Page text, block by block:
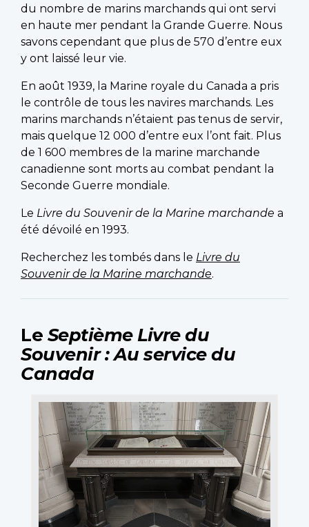
du nombre de marins marchands qui ont servi
en haute mer pendant la Grande Guerre. Nous
savons cependant que plus de 570 d’entre eux
y ont laissé leur vie.
En août 1939, la Marine royale du Canada a pris
le contrôle de tous les navires marchands. Les
marins marchands n’étaient pas tenus de servir,
mais quelque 12 000 d’entre eux l’ont fait. Plus
de 1 600 membres de la marine marchande
canadienne sont morts au combat pendant la
Seconde Guerre mondiale.
Le Livre du Souvenir de la Marine marchande a
été dévoilé en 1993.
Recherchez les tombés dans le Livre du
Souvenir de la Marine marchande.
Le Septième Livre du
Souvenir : Au service du
Canada